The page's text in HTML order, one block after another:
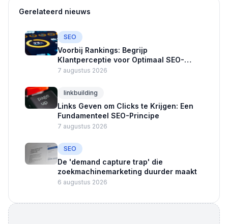
Gerelateerd nieuws
SEO
Voorbij Rankings: Begrijp
Klantperceptie voor Optimaal SEO-
succes
7 augustus 2026
linkbuilding
Links Geven om Clicks te Krijgen: Een
Fundamenteel SEO-Principe
7 augustus 2026
SEO
De 'demand capture trap' die
zoekmachinemarketing duurder maakt
6 augustus 2026